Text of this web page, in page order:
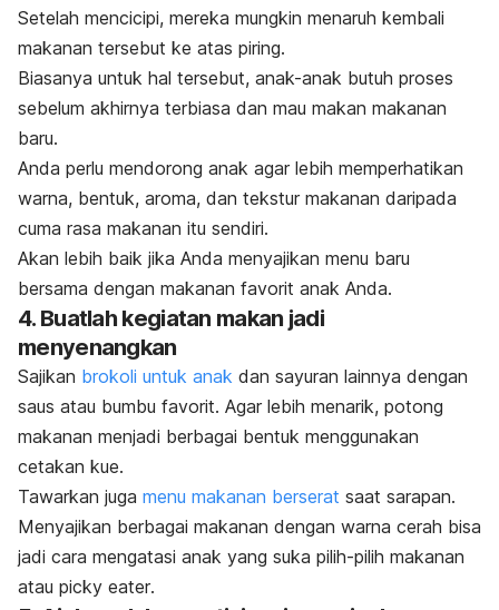
Setelah mencicipi, mereka mungkin menaruh kembali
makanan tersebut ke atas piring.
Biasanya untuk hal tersebut, anak-anak butuh proses
sebelum akhirnya terbiasa dan mau makan makanan
baru.
Anda perlu mendorong anak agar lebih memperhatikan
warna, bentuk, aroma, dan tekstur makanan daripada
cuma rasa makanan itu sendiri.
Akan lebih baik jika Anda menyajikan menu baru
bersama dengan makanan favorit anak Anda.
4. Buatlah kegiatan makan jadi
menyenangkan
Sajikan brokoli untuk anak dan sayuran lainnya dengan
saus atau bumbu favorit. Agar lebih menarik, potong
makanan menjadi berbagai bentuk menggunakan
cetakan kue.
Tawarkan juga menu makanan berserat saat sarapan.
Menyajikan berbagai makanan dengan warna cerah bisa
jadi cara mengatasi anak yang suka pilih-pilih makanan
atau picky eater.